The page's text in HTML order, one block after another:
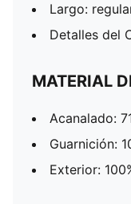
Largo:
Detalles del
MATERIAL
Acanalado:
Guarnición:
Exterior: